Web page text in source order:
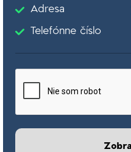
Adresa
Telefónne číslo